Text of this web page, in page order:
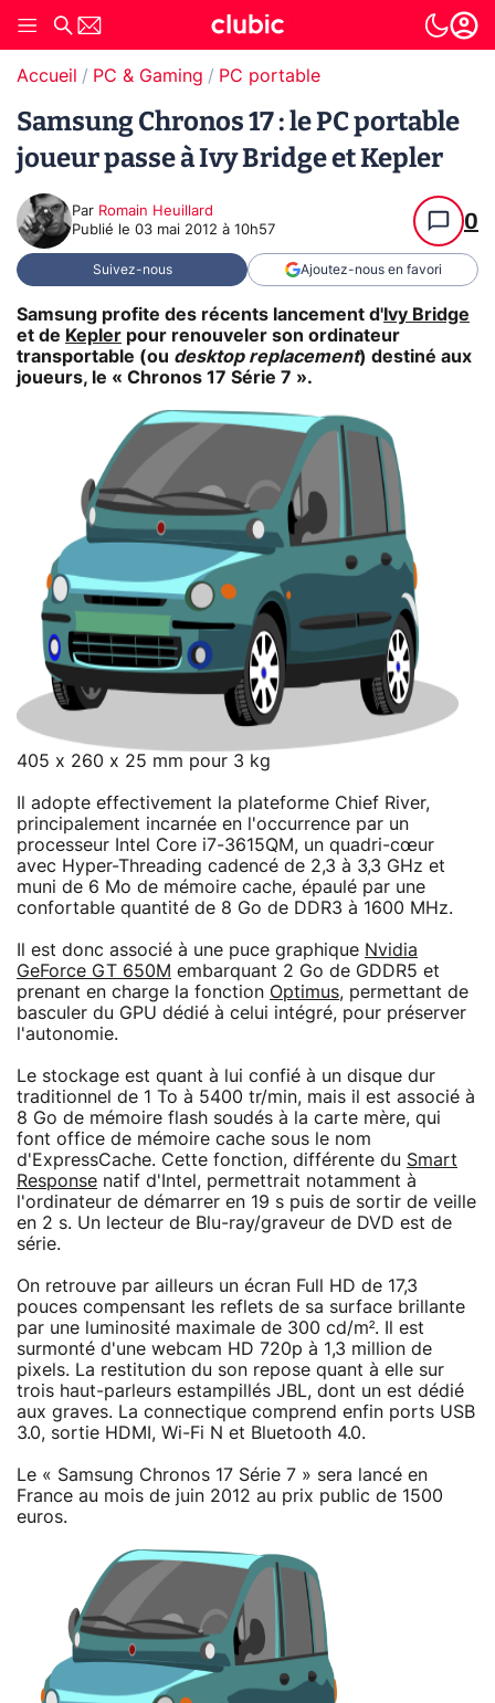
Accueil PC & Gaming PC portable
Samsung Chronos 17 : le PC portable
joueur passe à Ivy Bridge et Kepler
Par Romain Heuillard
Publié le 03 mai 2012 à 10h57 0
Suivez-nous Ajoutez-nous en favori
Samsung profite des récents lancement d' Ivy Bridge
et de Kepler pour renouveler son ordinateur
transportable (ou desktop replacement) destiné aux
joueurs, le « Chronos 17 Série 7 ».
405 x 260 x 25 mm pour 3 kg
Il adopte effectivement la plateforme Chief River,
principalement incarnée en l'occurrence par un
processeur Intel Core i7-3615QM, un quadri-cœur
avec Hyper-Threading cadencé de 2,3 à 3,3 GHz et
muni de 6 Mo de mémoire cache, épaulé par une
confortable quantité de 8 Go de DDR3 à 1600 MHz.
Il est donc associé à une puce graphique Nvidia
GeForce GT 650M embarquant 2 Go de GDDR5 et
prenant en charge la fonction Optimus, permettant de
basculer du GPU dédié à celui intégré, pour préserver
l'autonomie.
Le stockage est quant à lui confié à un disque dur
traditionnel de 1 To à 5400 tr/min, mais il est associé à
8 Go de mémoire flash soudés à la carte mère, qui
font office de mémoire cache sous le nom
d'ExpressCache. Cette fonction, différente du Smart
Response natif d'Intel, permettrait notamment à
l'ordinateur de démarrer en 19 s puis de sortir de veille
en 2 s. Un lecteur de Blu-ray/graveur de DVD est de
série.
On retrouve par ailleurs un écran Full HD de 17,3
pouces compensant les reflets de sa surface brillante
par une luminosité maximale de 300 cd/m². Il est
surmonté d'une webcam HD 720p à 1,3 million de
pixels. La restitution du son repose quant à elle sur
trois haut-parleurs estampillés JBL, dont un est dédié
aux graves. La connectique comprend enfin ports USB
3.0, sortie HDMI, Wi-Fi N et Bluetooth 4.0.
Le « Samsung Chronos 17 Série 7 » sera lancé en
France au mois de juin 2012 au prix public de 1500
euros.